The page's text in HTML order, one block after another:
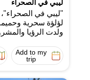
ليبي في الصحراء
"ليبي في
لؤلؤة سحرية
ولدت الرؤيا
Add to my
trip